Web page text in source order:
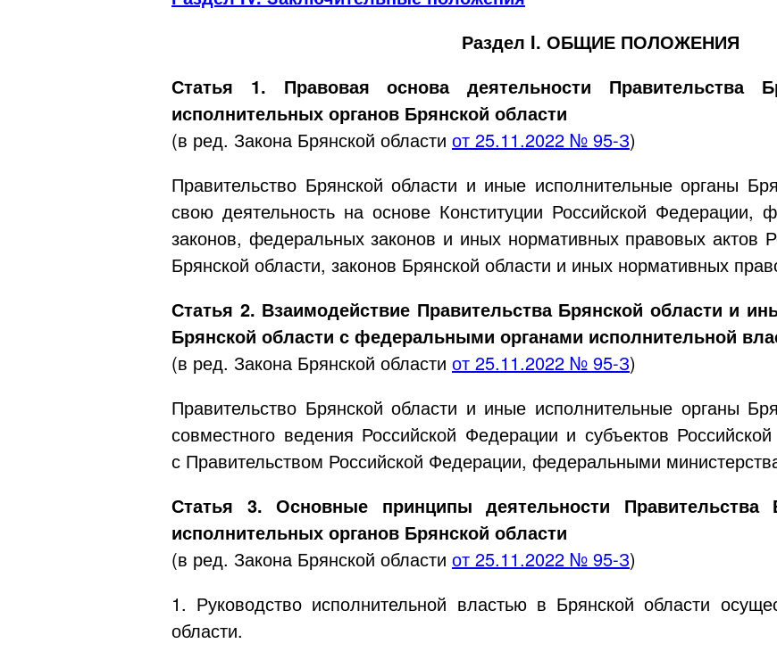
Раздел I. ОБЩИЕ ПОЛОЖЕНИЯ
Статья 1. Правовая основа деятельности Правительства
исполнительных органов Брянской области
(в ред. Закона Брянской области от 25.11.2022 № 95-З)
Правительство Брянской области и иные исполнительные органы
свою деятельность на основе Конституции Российской Федерации,
законов, федеральных законов и иных нормативных правовых актов
Брянской области, законов Брянской области и иных нормативных
Статья 2. Взаимодействие Правительства Брянской области и
Брянской области с федеральными органами исполнительной
(в ред. Закона Брянской области от 25.11.2022 № 95-З)
Правительство Брянской области и иные исполнительные органы
совместного ведения Российской Федерации и субъектов
с Правительством Российской Федерации, федеральными
Статья 3. Основные принципы деятельности
исполнительных органов Брянской области
(в ред. Закона Брянской области от 25.11.2022 № 95-З)
1. Руководство исполнительной властью в Брянской области
области.